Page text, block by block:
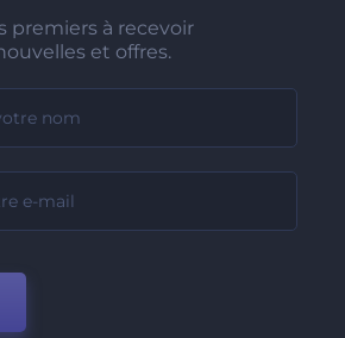
premiers à recevoir
et offres.